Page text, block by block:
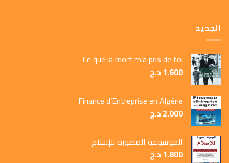
الجديد
Ce que la mort m’a pris de toi
1.600د.ج
Finance d’Entreprise en Algérie
2.000د.ج
الموسوعة المصورة للإسلام
1.800د.ج